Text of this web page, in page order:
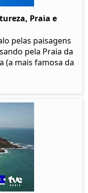
Praia e
pelas paisagens
pela Praia da
(a mais famosa da